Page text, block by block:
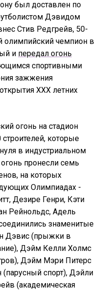
был доставлен по
Дэвидом
Стив Редгрейв, 50-
олимпийский чемпион в
и передал огонь
спортивными
зажжения
ХХХ летних
огонь на стадион
которые
в индустриальном
пронесли семь
на которых
Олимпиадах -
Дезире Генри, Кэти
Рейнольдс, Адель
знаменитые
Дэвис (прыжки в
Дэйм Келли Холмс
Дэйм Мэри Питерс
(парусный спорт), Дэйли
(академическая